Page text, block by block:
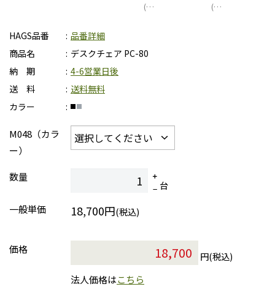
(…
(…
HAGS品番
品番詳細
商品名
デスクチェア PC-80
納 期
4-6営業日後
送 料
送料無料
カラー
M048（カラ
ー）
数量
台
一般単価
18,700円(税込)
価格
円(税込)
法人価格はこちら